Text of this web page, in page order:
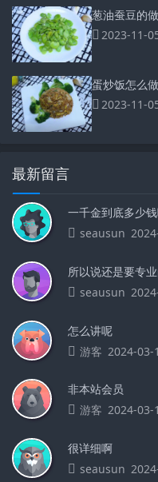
葱油蚕豆的
2023-11-
蛋炒饭怎么
2023-11-
最新留言
一千金到底多少
seausun
所以说还是要专
seausun
怎么讲呢
游客 2024-03-
非本站会员
游客 2024-03-
很详细啊
seausun